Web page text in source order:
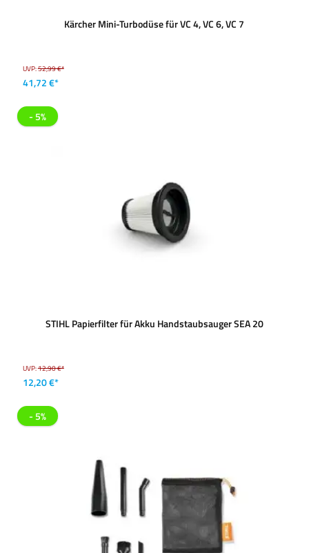
Kärcher Mini-Turbodüse für VC 4, VC 6, VC 7
UVP:52,99 €*
41,72 €*
- 5%
STIHL Papierfilter für Akku Handstaubsauger SEA 20
UVP:12,90 €*
12,20 €*
- 5%